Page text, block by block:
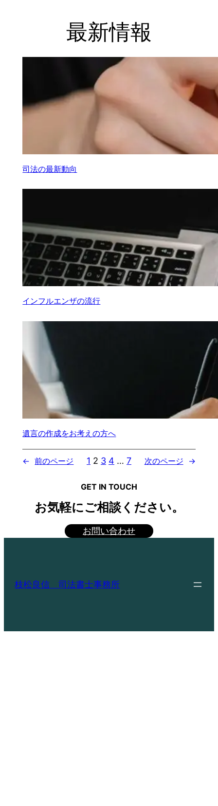
最新情報
司法の最新動向
インフルエンザの流行
遺言の作成をお考えの方へ
← 前のページ 1 2 3 4 … 7 次のページ →
GET IN TOUCH
お気軽にご相談ください。
お問い合わせ
枝松良信 司法書士事務所